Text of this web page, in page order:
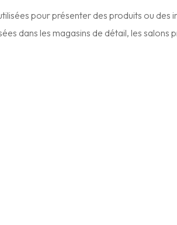
pour présenter des produits ou des
dans les magasins de détail, les salons